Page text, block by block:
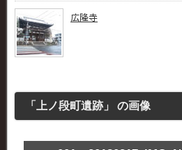
広隆寺
「上ノ段町遺跡」 の画像